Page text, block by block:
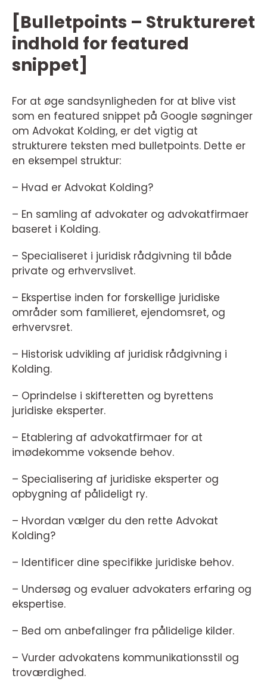
[Bulletpoints – Struktureret
indhold for featured
snippet]
For at øge sandsynligheden for at blive vist
som en featured snippet på Google søgninger
om Advokat Kolding, er det vigtig at
strukturere teksten med bulletpoints. Dette er
en eksempel struktur:
– Hvad er Advokat Kolding?
– En samling af advokater og advokatfirmaer
baseret i Kolding.
– Specialiseret i juridisk rådgivning til både
private og erhvervslivet.
– Ekspertise inden for forskellige juridiske
områder som familieret, ejendomsret, og
erhvervsret.
– Historisk udvikling af juridisk rådgivning i
Kolding.
– Oprindelse i skifteretten og byrettens
juridiske eksperter.
– Etablering af advokatfirmaer for at
imødekomme voksende behov.
– Specialisering af juridiske eksperter og
opbygning af pålideligt ry.
– Hvordan vælger du den rette Advokat
Kolding?
– Identificer dine specifikke juridiske behov.
– Undersøg og evaluer advokaters erfaring og
ekspertise.
– Bed om anbefalinger fra pålidelige kilder.
– Vurder advokatens kommunikationsstil og
troværdighed.